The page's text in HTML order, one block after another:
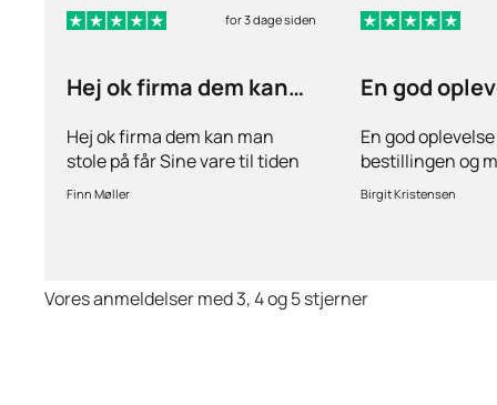
for 3 dage siden
Hej ok firma dem kan
Hej ok firma dem kan man
stole på får Sine vare til tiden
hurtig levering inden for 2
Finn Møller
En god
En god
bestillingen og
stille spørgsmål
behov for
Birgit Kristensen
Vores anmeldelser med 3, 4 og 5 stjerner